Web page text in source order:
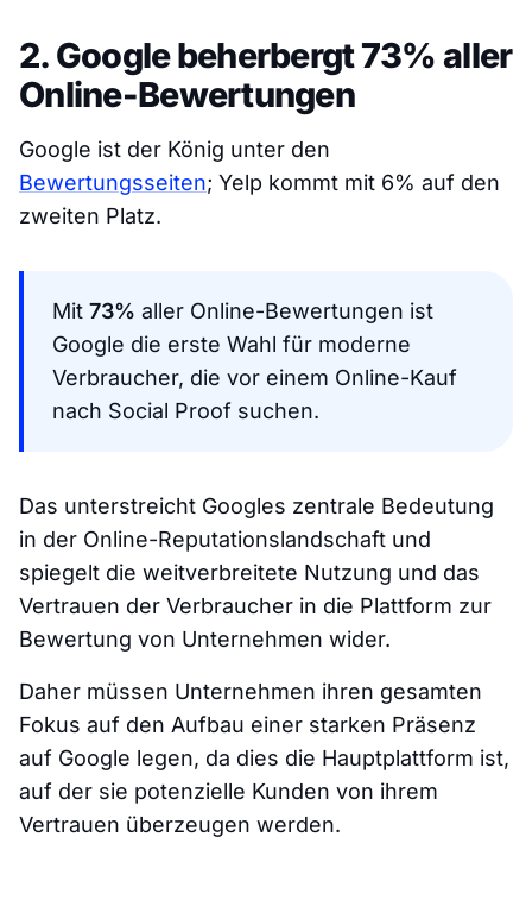
2. Google beherbergt 73% aller
Online-Bewertungen
Google ist der König unter den
Bewertungsseiten; Yelp kommt mit 6% auf den
zweiten Platz.
Mit 73% aller Online-Bewertungen ist
Google die erste Wahl für moderne
Verbraucher, die vor einem Online-Kauf
nach Social Proof suchen.
Das unterstreicht Googles zentrale Bedeutung
in der Online-Reputationslandschaft und
spiegelt die weitverbreitete Nutzung und das
Vertrauen der Verbraucher in die Plattform zur
Bewertung von Unternehmen wider.
Daher müssen Unternehmen ihren gesamten
Fokus auf den Aufbau einer starken Präsenz
auf Google legen, da dies die Hauptplattform ist,
auf der sie potenzielle Kunden von ihrem
Vertrauen überzeugen werden.